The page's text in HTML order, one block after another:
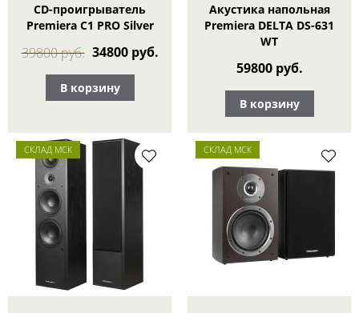
CD-проигрыватель
Premiera C1 PRO Silver
39800 руб. 34800 руб.
В корзину
Акустика напольная
Premiera DELTA DS-631
WT
59800 руб.
В корзину
СКЛАД МСК СКЛАД МСК